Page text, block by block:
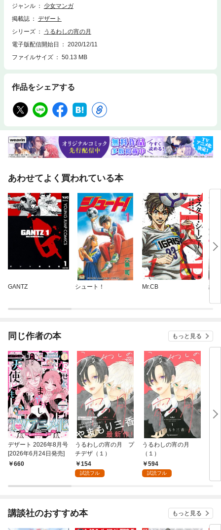
ジャンル
少女マンガ
掲載誌
デザート
シリーズ
うるわしの宵の月
電子版配信開始日
2020/12/11
ファイルサイズ
50.13 MB
作品をシェアする
あわせてよく買われている本
GANTZ シュート！ Mr.CB 絶
同じ作者の本 もっと見る
デザート 2026年8月号
[2026年6月24日発売]
660
うるわしの宵の月 プ
チデザ（１）
154
試読フル
うるわしの宵の月
（１）
594
試読フル
講談社のおすすめ本 もっと見る